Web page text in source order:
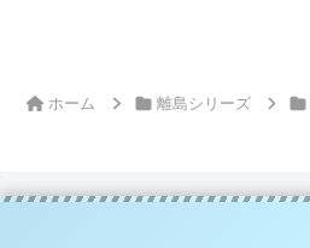
ホーム 離島シリーズ